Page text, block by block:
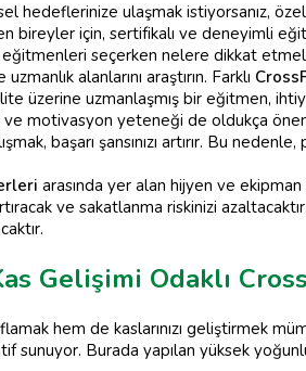
hedeflerinize ulaşmak istiyorsanız,
bireyler için, sertifikalı ve deneyimli
seçerken nelere dikkat
alanlarını araştırın. Farklı
üzerine uzmanlaşmış bir eğitmen,
motivasyon yeteneği de oldukça
başarı şansınızı artırır. Bu
arasında yer alan hijyen ve
ve sakatlanma riskinizi
Gelişimi Odaklı
hem de kaslarınızı geliştirmek
Burada yapılan yüksek